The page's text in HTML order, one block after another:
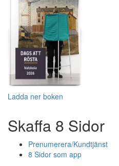
Ladda ner boken
Skaffa 8 Sidor
Prenumerera/Kundtjänst
8 Sidor som app